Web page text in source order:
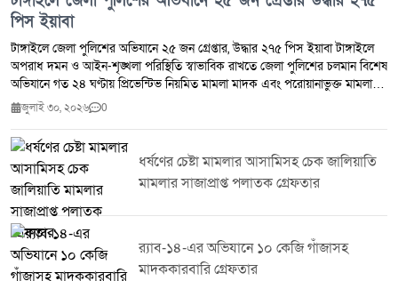
পিস ইয়াবা
টাঙ্গাইলে জেলা পুলিশের অভিযানে ২৫ জন গ্রেপ্তার, উদ্ধার ২৭৫ পিস ইয়াবা টাঙ্গাইলে
অপরাধ দমন ও আইন-শৃঙ্খলা পরিস্থিতি স্বাভাবিক রাখতে জেলা পুলিশের চলমান বিশেষ
অভিযানে গত ২৪ ঘণ্টায় প্রিভেন্টিভ নিয়মিত মামলা মাদক এবং পরোয়ানাভুক্ত মামলায়
মোট ২৫ জনকে গ্রেপ্তার করা হয়েছে।জেলা পুলিশ সূত্র জানায় সম্মানিত পুলিশ সুপারের
নির্দেশনায় জেলার সকল থানা ও ইউনিটের ইনচার্জদের নেতৃত্বে পরিচালিত এ অভিযানে
২৭৫ পিস ইয়াবা উদ্ধার করা হয়। একই সঙ্গে ৭ জন মাদক ব্যবসায়ীকে গ্রেপ্তার করা
হয়েছে।টাঙ্গাইল জেলা পুলিশ জানিয়েছে মাদক,সন্ত্রাস ও অন্যান্য অপরাধ দমনে এ
ধরনের অভিযান অব্যাহত থাকবে। অপরাধ নিয়ন্ত্রণে জনগণের সহযোগিতা কামনা করে
পুলিশ সবাইকে অপরাধ ও অপরাধীদের বিষয়ে তথ্য দিয়ে আইন-শৃঙ্খলা রক্ষায় সহায়তা
করার আহ্বান জানিয়েছে।
জুলাই ৩০, ২০২৬ 0
ধর্ষণের চেষ্টা মামলার আসামিসহ চেক জালিয়াতি
মামলার সাজাপ্রাপ্ত পলাতক গ্রেফতার
র‌্যাব-১৪-এর অভিযানে ১০ কেজি গাঁজাসহ
মাদককারবারি গ্রেফতার